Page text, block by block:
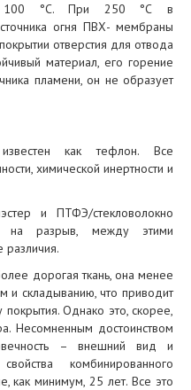
100 °С. При 250 °С в
огня ПВХ- мембраны
отверстия для отвода
материал, его горение
пламени, он не образует
как тефлон. Все
химической инертности и
и ПТФЭ/стекловолокно
на разрыв, между этими
различия.
дорогая ткань, она менее
и складыванию, что приводит
Однако это, скорее,
Несомненным достоинством
– внешний вид и
комбинированного
как минимум, 25 лет. Все это